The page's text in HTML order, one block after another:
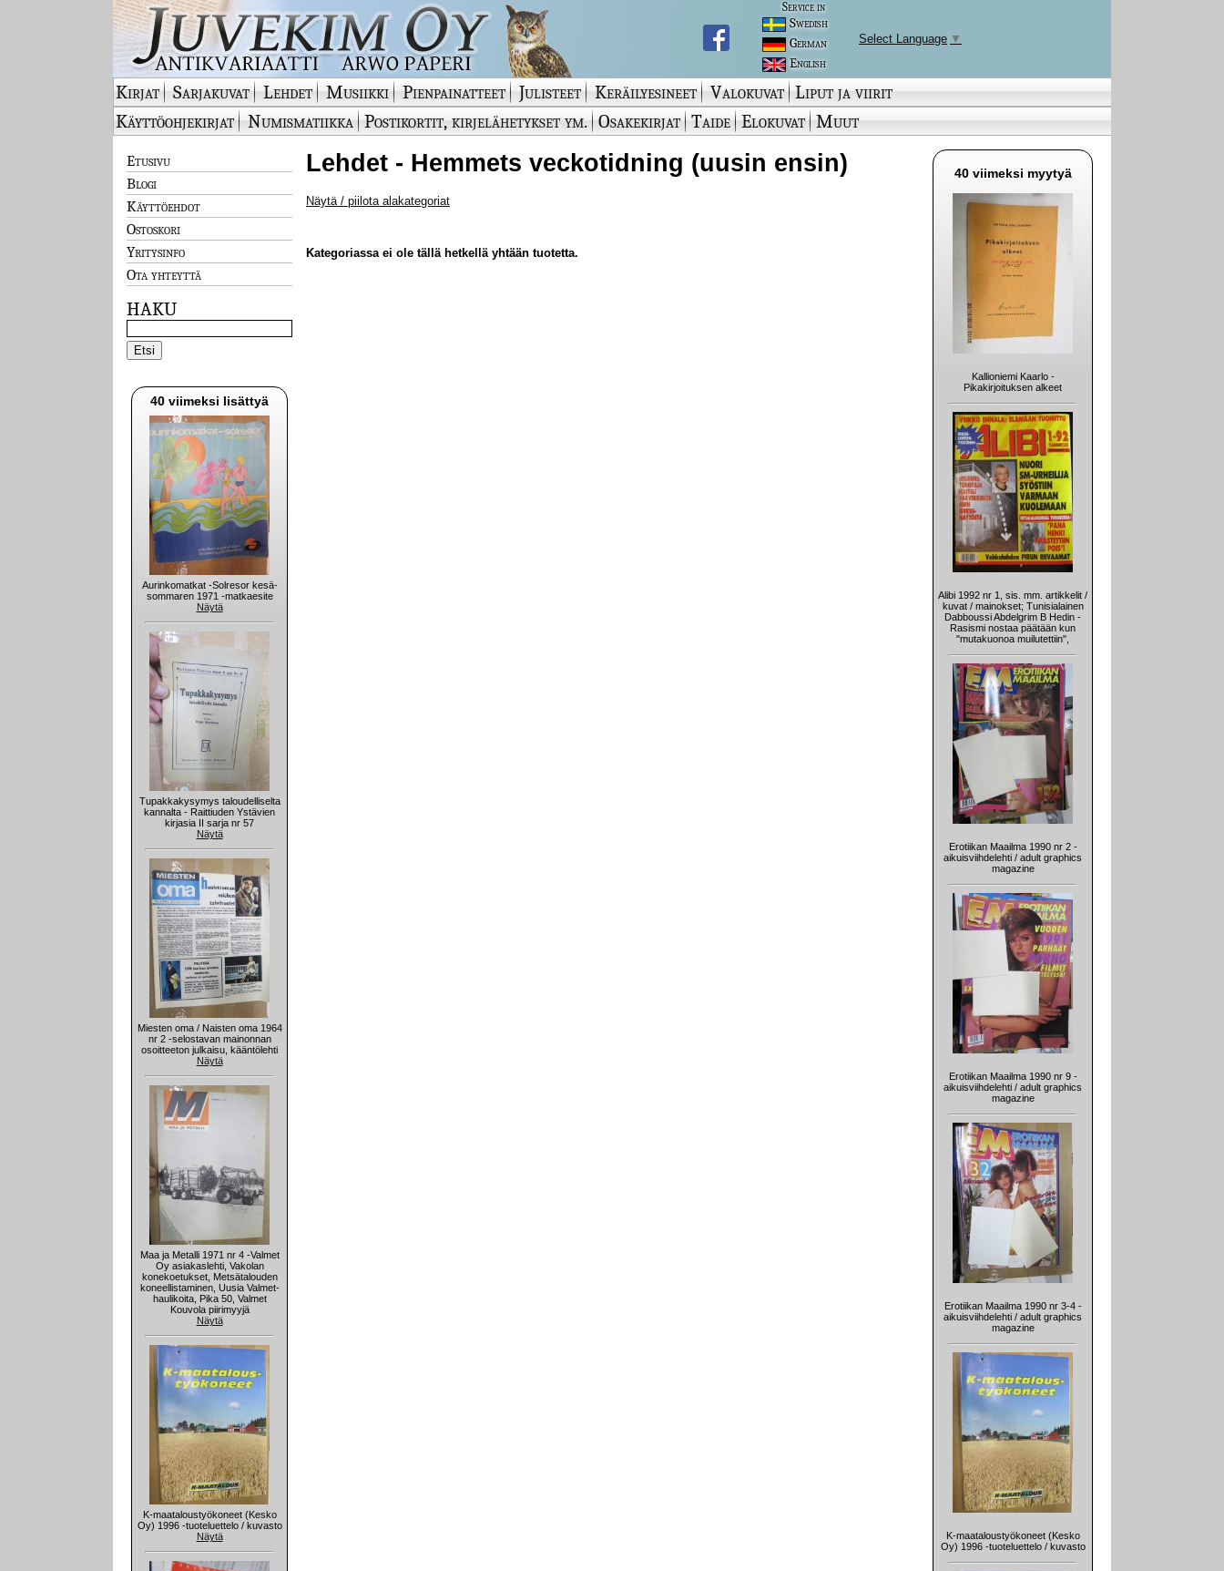
Service in
Swedish
German
English
Select Language ▼
Kirjat Sarjakuvat Lehdet Musiikki Pienpainatteet Julisteet Keräilyesineet Valokuvat Liput ja viirit
Käyttöohjekirjat
Numismatiikka Postikortit, kirjelähetykset ym. Osakekirjat Taide Elokuvat Muut
Etusivu
Blogi
Käyttöehdot
Ostoskori
Yritysinfo
Ota yhteyttä
HAKU
40 viimeksi lisättyä
Aurinkomatkat -Solresor kesä-
sommaren 1971 -matkaesite
Näytä
Tupakkakysymys taloudelliselta
kannalta - Raittiuden Ystävien
kirjasia II sarja nr 57
Näytä
Miesten oma / Naisten oma 1964
nr 2 -selostavan mainonnan
osoitteeton julkaisu, kääntölehti
Näytä
Maa ja Metalli 1971 nr 4 -Valmet
Oy asiakaslehti, Vakolan
konekoetukset, Metsätalouden
koneellistaminen, Uusia Valmet-
haulikoita, Pika 50, Valmet
Kouvola piirimyyjä
Näytä
K-maataloustyökoneet (Kesko
Oy) 1996 -tuoteluettelo / kuvasto
Näytä
Lehdet - Hemmets veckotidning (uusin ensin)
Näytä / piilota alakategoriat
Kategoriassa ei ole tällä hetkellä yhtään tuotetta.
40 viimeksi myytyä
Kallioniemi Kaarlo -
Pikakirjoituksen alkeet
Alibi 1992 nr 1, sis. mm. artikkelit /
kuvat / mainokset; Tunisialainen
Dabboussi Abdelgrim B Hedin -
Rasismi nostaa päätään kun
"mutakuonoa muilutettiin",
Erotiikan Maailma 1990 nr 2 -
aikuisviihdelehti / adult graphics
magazine
Erotiikan Maailma 1990 nr 9 -
aikuisviihdelehti / adult graphics
magazine
Erotiikan Maailma 1990 nr 3-4 -
aikuisviihdelehti / adult graphics
magazine
K-maataloustyökoneet (Kesko
Oy) 1996 -tuoteluettelo / kuvasto